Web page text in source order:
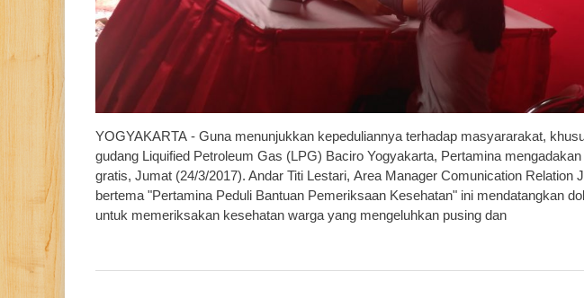
YOGYAKARTA - Guna menunjukkan kepeduliannya terhadap masyararakat,
gudang Liquified Petroleum Gas (LPG) Baciro Yogyakarta, Pertamina
gratis, Jumat (24/3/2017). Andar Titi Lestari, Area Manager Comunication Relation
bertema "Pertamina Peduli Bantuan Pemeriksaan Kesehatan" ini mendatangkan
untuk memeriksakan kesehatan warga yang mengeluhkan pusing dan